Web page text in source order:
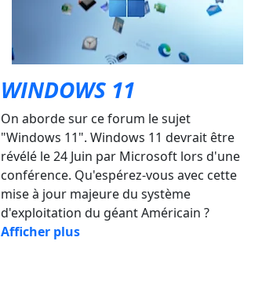
WINDOWS 11
On aborde sur ce forum le sujet
"Windows 11". Windows 11 devrait être
révélé le 24 Juin par Microsoft lors d'une
conférence. Qu'espérez-vous avec cette
mise à jour majeure du système
d'exploitation du géant Américain ?
Afficher plus